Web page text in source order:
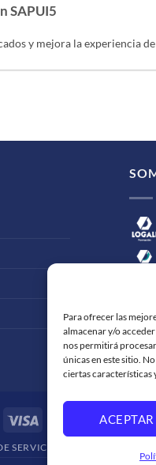
Para ofrecer las
almacenar y/o
nos permitirá
únicas en este sitio.
ciertas características
ACEPTAR
SAPUI5
y mejora la experiencia de
MasterCard
SERVICIO